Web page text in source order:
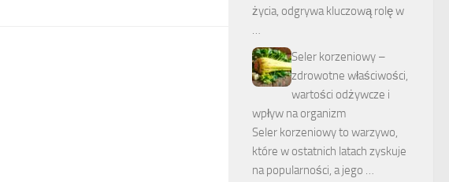
życia, odgrywa kluczową rolę w
…
Seler korzeniowy –
zdrowotne właściwości,
wartości odżywcze i
wpływ na organizm
Seler korzeniowy to warzywo,
które w ostatnich latach zyskuje
na popularności, a jego …